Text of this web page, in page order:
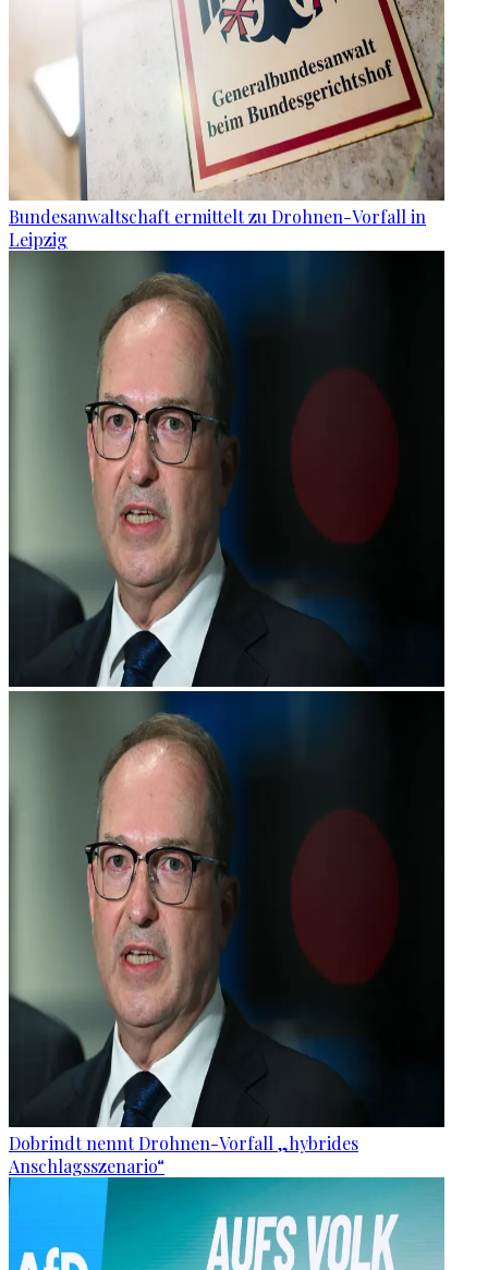
Bundesanwaltschaft ermittelt zu Drohnen-Vorfall in
Leipzig
Dobrindt nennt Drohnen-Vorfall „hybrides
Anschlagsszenario“